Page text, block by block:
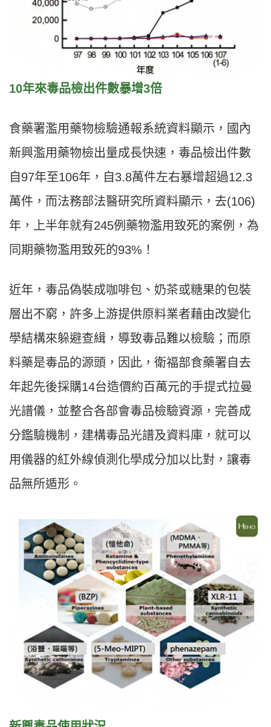
10年來毒品檢出件數暴增3倍
食藥署濫用藥物檢驗通報系統資料顯示，國內
新興濫用藥物檢出量成長快速，毒品檢出件數
自97年至106年，自3.8萬件左右暴增超過12.3
萬件，而法務部法醫研究所資料顯示，去(106)
年，上半年就有245例藥物濫用致死的案例，為
同期藥物濫用致死的93%！
近年，毒品偽裝成咖啡包、奶茶或糖果的包裝
層出不窮，許多上游提供原料業者藉由改變化
學結構來躲避查緝，導致毒品難以檢驗；而原
料藥是毒品的源頭，因此，衛福部食藥署自去
年起先後採購14台造價約百萬元的手提式拉曼
光譜儀，並整合各部會毒品檢驗資源，完善成
分鑑驗機制，建構毒品光譜及資料庫，就可以
用儀器的紅外線偵測化學成分加以比對，讓毒
品無所遁形。